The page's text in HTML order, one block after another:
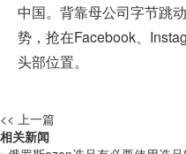
中国。背靠母公司字节跳
势，抢在Facebook、
头部位置。
<< 上一篇
相关新闻